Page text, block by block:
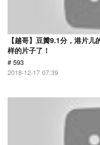
【越哥】豆瓣9.1分，港片
样的片子了！
# 593
2018-12-17 07:39